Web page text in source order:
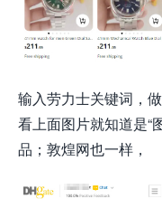
输入劳力士关键词，
看上面图片就知道是“
品；敦煌网也一样，